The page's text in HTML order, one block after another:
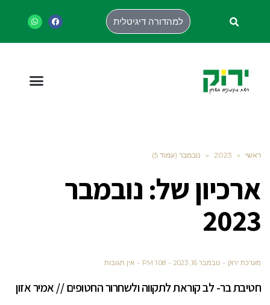
למהדורה דיגיטלית
ראשי »
2023
» נובמבר (עמוד 5)
ארכיון של: נובמבר
2023
מערכת ירוק נובמבר 16, 2023 1:08 PM אין תגובות
חטיבת בר- לב קוראת לתקווה ולשחרור החטופים // אמיר אזון